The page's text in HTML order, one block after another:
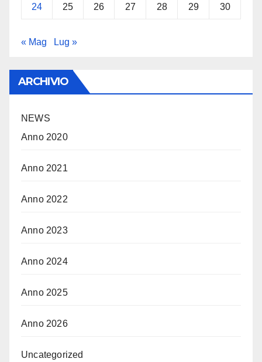
24 25 26 27 28 29 30
« Mag Lug »
ARCHIVIO
NEWS
Anno 2020
Anno 2021
Anno 2022
Anno 2023
Anno 2024
Anno 2025
Anno 2026
Uncategorized